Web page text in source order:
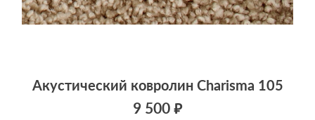
Акустический ковролин Charisma 105
9 500 ₽